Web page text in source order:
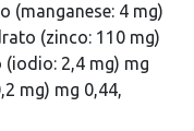
4 mg)
(zinco: 110 mg)
2,4 mg) mg
mg) mg 0,44,